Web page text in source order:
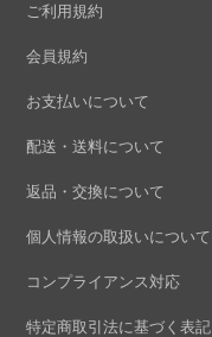
ご利用規約
会員規約
お支払いについて
配送・送料について
返品・交換について
個人情報の取扱いについて
コンプライアンス対応
特定商取引法に基づく表記